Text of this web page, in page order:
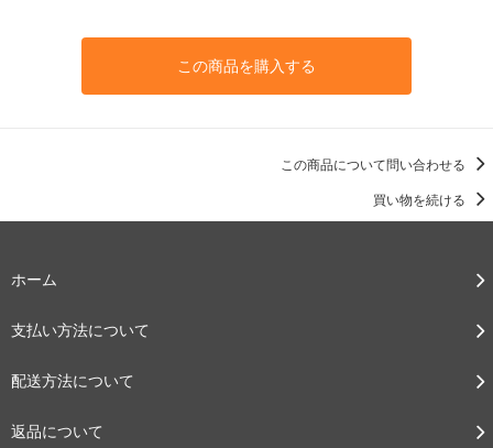
この商品を購入する
この商品について問い合わせる
買い物を続ける
ホーム
支払い方法について
配送方法について
返品について